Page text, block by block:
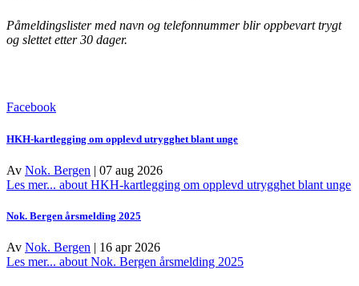
Påmeldingslister med navn og telefonnummer blir oppbevart trygt
og slettet etter 30 dager.
Facebook
HKH-kartlegging om opplevd utrygghet blant unge
Av Nok. Bergen | 07 aug 2026
Les mer... about HKH-kartlegging om opplevd utrygghet blant unge
Nok. Bergen årsmelding 2025
Av Nok. Bergen | 16 apr 2026
Les mer... about Nok. Bergen årsmelding 2025